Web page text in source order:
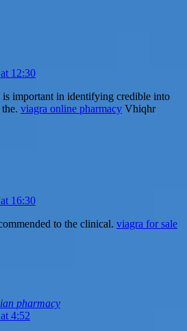
12:30
is important in identifying credible into
viagra online pharmacy Vhiqhr
16:30
to the clinical. viagra for sale
pharmacy
4:52